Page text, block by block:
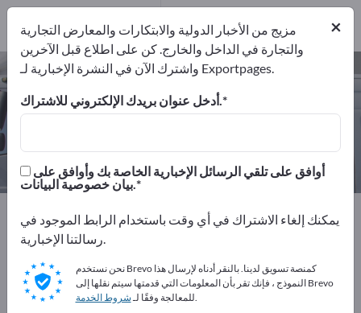
مركبات لقطر الشاحنات – اعثر على
الشركات المصنعة والموردين
المصدرين5
المصنعين5
Exportpages
صناعة المركبات والمركبات
السيارات الخاصة
مركبات لقطر الشاحنات
أعلن مجانًا على Exportpages!
الاحتياجات – العروض – السلع المستعملة – جهات الاتصال
×
مزيج من الأخبار الدولية والابتكارات والمعارض التجارية
والتجارة في الداخل والخارج. كن على اطلاع قبل الآخرين
واشترك الآن في النشرة الإخبارية لـ Exportpages.
أدخل عنوان بريدك الإلكتروني للاشتراك.
بيان خصوصية البيانات.
يمكنك إلغاء الاشتراك في أي وقت باستخدام الرابط الموجود في
رسالتنا الإخبارية.
نحن نستخدم Brevo كمنصة تسويق لدينا. بالنقر أدناه لإرسال هذا
النموذج ، فإنك تقر بأن المعلومات التي قدمتها سيتم نقلها إلى Brevo
للمعالجة وفقًا لـشروط الخدمة .